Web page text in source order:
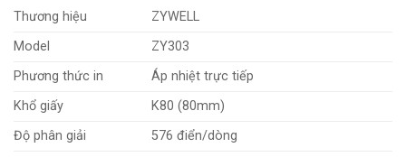
1.590.000₫.
Thương hiệu
ZYWELL
Model
ZY303
Phương thức in
Áp nhiệt trực tiếp
Khổ giấy
K80 (80mm)
Độ phân giải
576 điển/dòng